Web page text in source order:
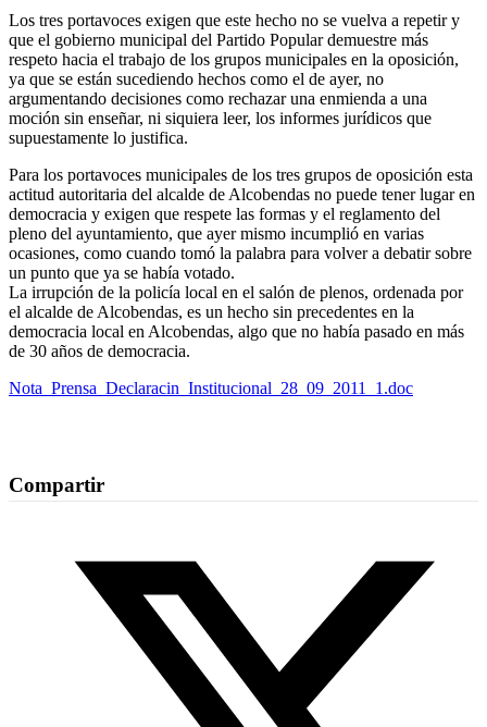
Los tres portavoces exigen que este hecho no se vuelva a repetir y
que el gobierno municipal del Partido Popular demuestre más
respeto hacia el trabajo de los grupos municipales en la oposición,
ya que se están sucediendo hechos como el de ayer, no
argumentando decisiones como rechazar una enmienda a una
moción sin enseñar, ni siquiera leer, los informes jurídicos que
supuestamente lo justifica.
Para los portavoces municipales de los tres grupos de oposición esta
actitud autoritaria del alcalde de Alcobendas no puede tener lugar en
democracia y exigen que respete las formas y el reglamento del
pleno del ayuntamiento, que ayer mismo incumplió en varias
ocasiones, como cuando tomó la palabra para volver a debatir sobre
un punto que ya se había votado.
La irrupción de la policía local en el salón de plenos, ordenada por
el alcalde de Alcobendas, es un hecho sin precedentes en la
democracia local en Alcobendas, algo que no había pasado en más
de 30 años de democracia.
Nota_Prensa_Declaracin_Institucional_28_09_2011_1.doc
Compartir